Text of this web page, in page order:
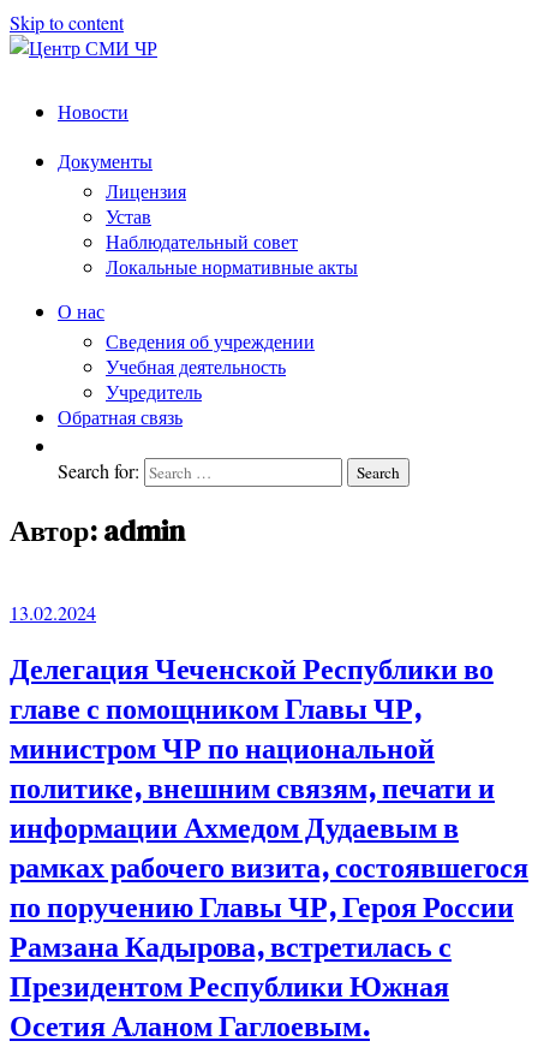
Skip to content
СМИ
работников
Новости
Документы
Лицензия
Устав
Наблюдательный совет
Локальные нормативные акты
О нас
Сведения об учреждении
Учебная деятельность
Учредитель
Обратная связь
Search for: Search
Автор:admin
13.02.2024
Делегация Чеченской Республики во
главе с помощником Главы ЧР,
министром ЧР по национальной
политике, внешним связям, печати и
информации Ахмедом Дудаевым в
рамках рабочего визита, состоявшегося
по поручению Главы ЧР, Героя России
Рамзана Кадырова, встретилась с
Президентом Республики Южная
Осетия Аланом Гаглоевым.